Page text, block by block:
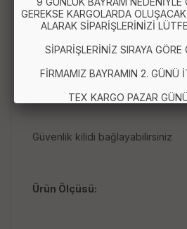
Tek elle kullanılmasına izin verir
Güvenlik kilidi bağlayabilirsiniz
Ürün Ölçüsü:
GEREKSE KARGOLARDA
ALARAK SİPARİŞLERİNİZİ
SİPARİŞLERİNİZ SIRAYA
FİRMAMIZ BAYRAMIN 2. GÜNÜ
TEX KARGO PAZAR